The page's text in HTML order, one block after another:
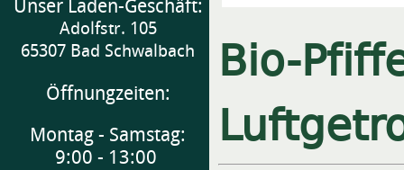
Unser Laden-Geschäft:
Adolfstr. 105
65307 Bad Schwalbach
Öffnungzeiten:
Montag - Samstag:
9:00 - 13:00
Bio-